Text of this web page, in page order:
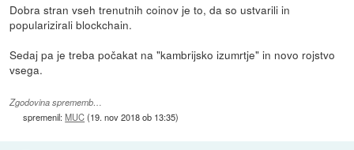
Dobra stran vseh trenutnih coinov je to, da so ustvarili in
popularizirali blockchain.
Sedaj pa je treba počakat na "kambrijsko izumrtje" in novo rojstvo
vsega.
Zgodovina sprememb…
spremenil:MUC(19. nov 2018 ob 13:35)